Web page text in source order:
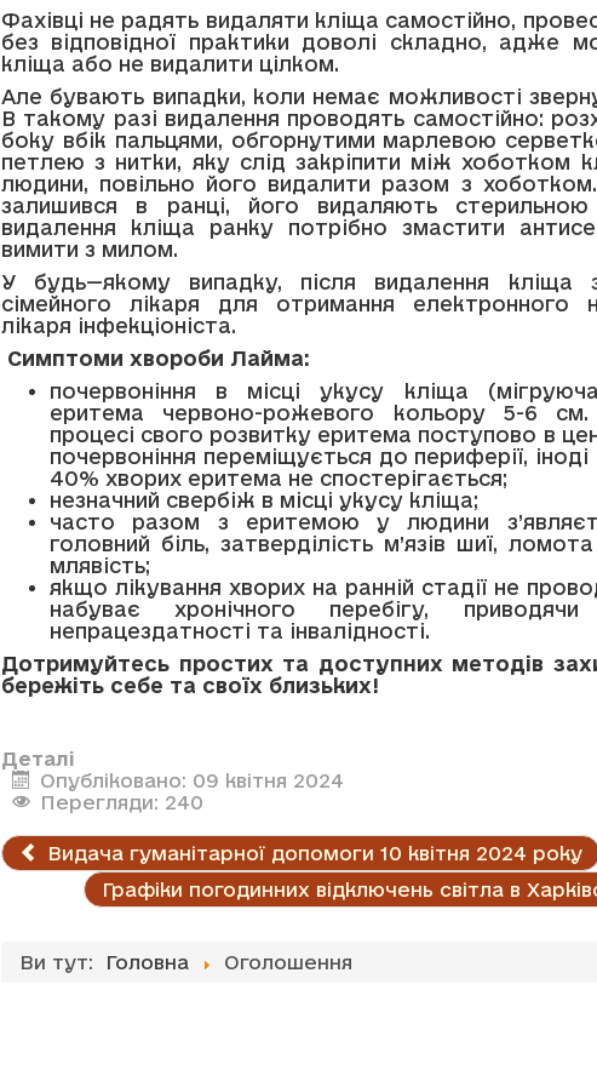
Фахівці не радять видаляти кліща самостійно,
без відповідної практики доволі складно, адже
кліща або не видалити цілком.
Але бувають випадки, коли немає можливості
В такому разі видалення проводять самостійно:
боку вбік пальцями, обгорнутими марлевою
петлею з нитки, яку слід закріпити між хоботком
людини, повільно його видалити разом з
залишився в ранці, його видаляють
видалення кліща ранку потрібно змастити
вимити з милом.
У будь—якому випадку, після видалення кліща
сімейного лікаря для отримання електронного
лікаря інфекціоніста.
Симптоми хвороби Лайма:
почервоніння в місці укусу кліща (мігруюча
еритема червоно-рожевого кольору 5-6
процесі свого розвитку еритема поступово в
почервоніння переміщується до периферії,
40% хворих еритема не спостерігається;
незначний свербіж в місці укусу кліща;
часто разом з еритемою у людини
головний біль, затверділість м’язів шиї,
млявість;
якщо лікування хворих на ранній стадії не
набуває хронічного перебігу,
непрацездатності та інвалідності.
Дотримуйтесь простих та доступних методів
бережіть себе та своїх близьких!
Деталі
Опубліковано: 09 квітня 2024
Перегляди: 240
Видача гуманітарної допомоги 10 квітня 2024 року
Графіки погодинних відключень світла в
Ви тут: Головна Оголошення